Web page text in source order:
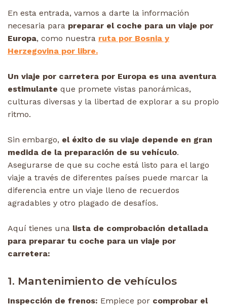
En esta entrada, vamos a darte la información
necesaria para preparar el coche para un viaje por
Europa, como nuestra ruta por Bosnia y
Herzegovina por libre.
Un viaje por carretera por Europa es una aventura
estimulante que promete vistas panorámicas,
culturas diversas y la libertad de explorar a su propio
ritmo.
Sin embargo, el éxito de su viaje depende en gran
medida de la preparación de su vehículo.
Asegurarse de que su coche está listo para el largo
viaje a través de diferentes países puede marcar la
diferencia entre un viaje lleno de recuerdos
agradables y otro plagado de desafíos.
Aquí tienes una lista de comprobación detallada
para preparar tu coche para un viaje por
carretera:
1. Mantenimiento de vehículos
Inspección de frenos: Empiece por comprobar el